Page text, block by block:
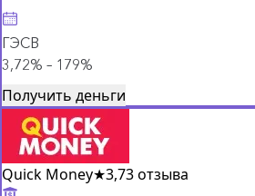
ГЭСВ
3,72% – 179%
Получить деньги
Quick Money★3,73 отзыва